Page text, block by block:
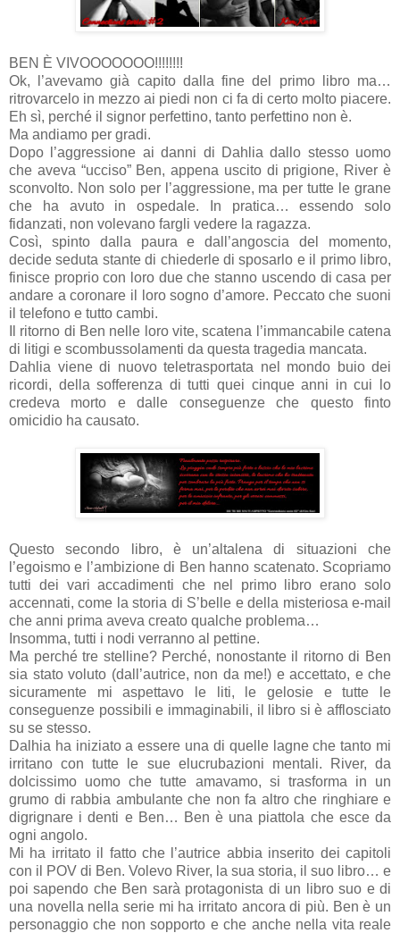
BEN È VIVOOOOOOO!!!!!!!!
Ok, l’avevamo già capito dalla fine del primo libro ma…
ritrovarcelo in mezzo ai piedi non ci fa di certo molto piacere.
Eh sì, perché il signor perfettino, tanto perfettino non è.
Ma andiamo per gradi.
Dopo l’aggressione ai danni di Dahlia dallo stesso uomo
che aveva “ucciso” Ben, appena uscito di prigione, River è
sconvolto. Non solo per l’aggressione, ma per tutte le grane
che ha avuto in ospedale. In pratica… essendo solo
fidanzati, non volevano fargli vedere la ragazza.
Così, spinto dalla paura e dall’angoscia del momento,
decide seduta stante di chiederle di sposarlo e il primo libro,
finisce proprio con loro due che stanno uscendo di casa per
andare a coronare il loro sogno d’amore. Peccato che suoni
il telefono e tutto cambi.
Il ritorno di Ben nelle loro vite, scatena l’immancabile catena
di litigi e scombussolamenti da questa tragedia mancata.
Dahlia viene di nuovo teletrasportata nel mondo buio dei
ricordi, della sofferenza di tutti quei cinque anni in cui lo
credeva morto e dalle conseguenze che questo finto
omicidio ha causato.
Questo secondo libro, è un’altalena di situazioni che
l’egoismo e l’ambizione di Ben hanno scatenato. Scopriamo
tutti dei vari accadimenti che nel primo libro erano solo
accennati, come la storia di S’belle e della misteriosa e-mail
che anni prima aveva creato qualche problema…
Insomma, tutti i nodi verranno al pettine.
Ma perché tre stelline? Perché, nonostante il ritorno di Ben
sia stato voluto (dall’autrice, non da me!) e accettato, e che
sicuramente mi aspettavo le liti, le gelosie e tutte le
conseguenze possibili e immaginabili, il libro si è afflosciato
su se stesso.
Dalhia ha iniziato a essere una di quelle lagne che tanto mi
irritano con tutte le sue elucrubazioni mentali. River, da
dolcissimo uomo che tutte amavamo, si trasforma in un
grumo di rabbia ambulante che non fa altro che ringhiare e
digrignare i denti e Ben… Ben è una piattola che esce da
ogni angolo.
Mi ha irritato il fatto che l’autrice abbia inserito dei capitoli
con il POV di Ben. Volevo River, la sua storia, il suo libro… e
poi sapendo che Ben sarà protagonista di un libro suo e di
una novella nella serie mi ha irritato ancora di più. Ben è un
personaggio che non sopporto e che anche nella vita reale